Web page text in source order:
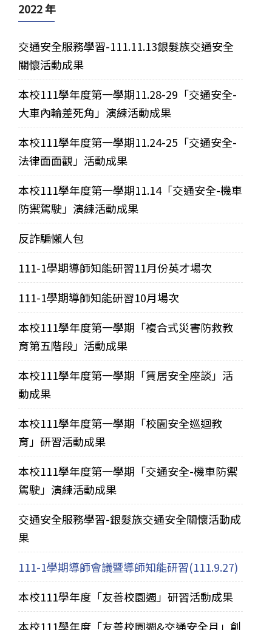
2022 年
交通安全服務學習-111.11.13銀髮族交通安全
關懷活動成果
本校111學年度第一學期11.28-29「交通安全-
大車內輪差死角」演練活動成果
本校111學年度第一學期11.24-25「交通安全-
法律面面觀」活動成果
本校111學年度第一學期11.14「交通安全-機車
防禦駕駛」演練活動成果
反詐騙懶人包
111-1學期導師知能研習11月份英才場次
111-1學期導師知能研習10月場次
本校111學年度第一學期「複合式災害防救教
育第五階段」活動成果
本校111學年度第一學期「賃居安全座談」活
動成果
本校111學年度第一學期「校園安全巡迴教
育」研習活動成果
本校111學年度第一學期「交通安全-機車防禦
駕駛」演練活動成果
交通安全服務學習-銀髮族交通安全關懷活動成
果
111-1學期導師會議暨導師知能研習(111.9.27)
本校111學年度「友善校園週」研習活動成果
本校111學年度「友善校園週&交通安全月」創